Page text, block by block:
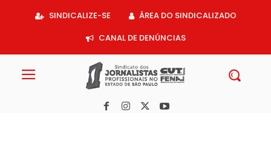
SINDICALIZE-SE
ÁREA DO SINDICALIZADO
CANAL DE DENÚNCIAS